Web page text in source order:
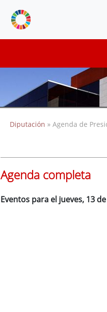
Diputación » Agenda de
Agenda completa
Eventos para el jueves, 13